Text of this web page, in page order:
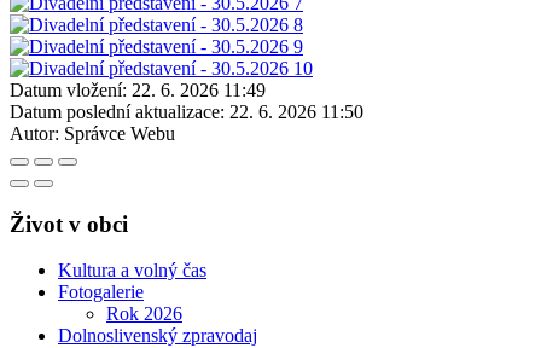
Datum vložení: 22. 6. 2026 11:49
Datum poslední aktualizace: 22. 6. 2026 11:50
Autor: Správce Webu
Život v obci
Kultura a volný čas
Fotogalerie
Rok 2026
Dolnoslivenský zpravodaj